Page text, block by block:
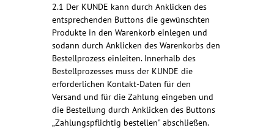
2.1 Der KUNDE kann durch Anklicken des
entsprechenden Buttons die gewünschten
Produkte in den Warenkorb einlegen und
sodann durch Anklicken des Warenkorbs den
Bestellprozess einleiten. Innerhalb des
Bestellprozesses muss der KUNDE die
erforderlichen Kontakt-Daten für den
Versand und für die Zahlung eingeben und
die Bestellung durch Anklicken des Buttons
„Zahlungspflichtig bestellen" abschließen.